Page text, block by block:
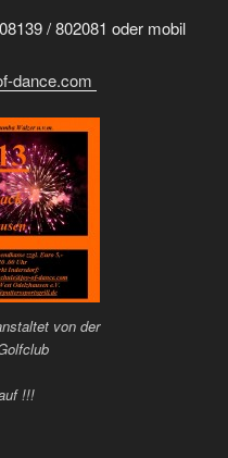
/ 802081 oder mobil
dance.com
von der
!!!